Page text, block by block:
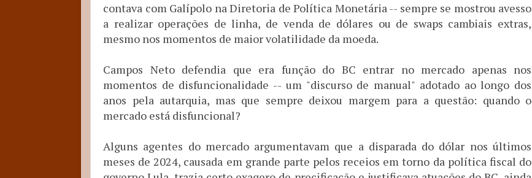
contava com Galípolo na Diretoria de Política Monetária -- sempre se mostrou avesso
a realizar operações de linha, de venda de dólares ou de swaps cambiais extras,
mesmo nos momentos de maior volatilidade da moeda.
Campos Neto defendia que era função do BC entrar no mercado apenas nos
momentos de disfuncionalidade -- um "discurso de manual" adotado ao longo dos
anos pela autarquia, mas que sempre deixou margem para a questão: quando o
mercado está disfuncional?
Alguns agentes do mercado argumentavam que a disparada do dólar nos últimos
meses de 2024, causada em grande parte pelos receios em torno da política fiscal do